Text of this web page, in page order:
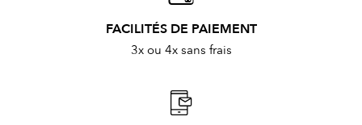
FACILITÉS DE PAIEMENT
3x ou 4x sans frais